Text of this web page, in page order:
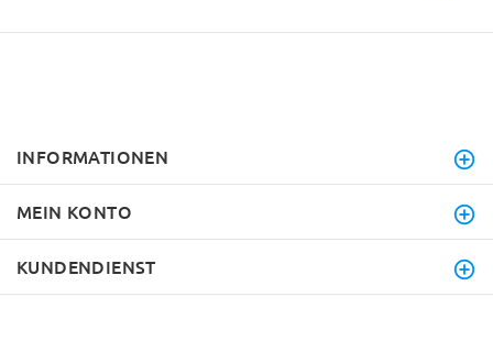
INFORMATIONEN
MEIN KONTO
KUNDENDIENST